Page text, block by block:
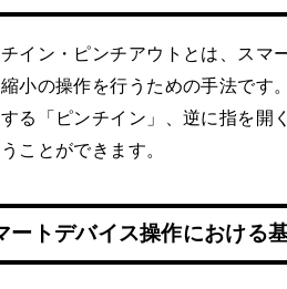
チイン・ピンチアウトとは、スマ
小の操作を行うための手法です
る「ピンチイン」、逆に指を開
ことができます。
ートデバイス操作における